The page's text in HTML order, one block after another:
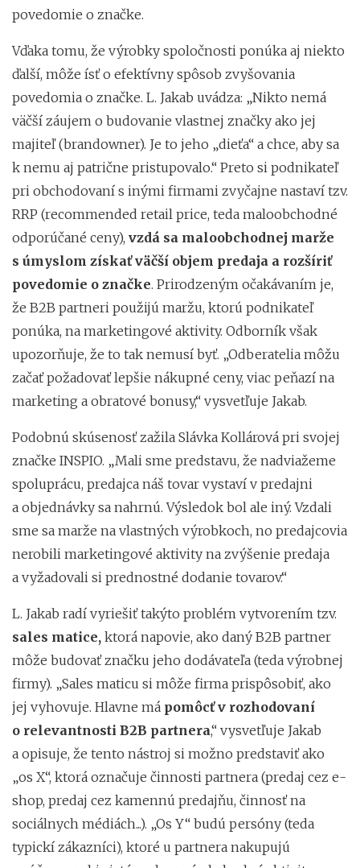
povedomie o značke.
Vďaka tomu, že výrobky spoločnosti ponúka aj niekto
ďalší, môže ísť o efektívny spôsob zvyšovania
povedomia o značke. L. Jakab uvádza: „Nikto nemá
väčší záujem o budovanie vlastnej značky ako jej
majiteľ (brandowner). Je to jeho „dieťa“ a chce, aby sa
k nemu aj patrične pristupovalo.“ Preto si podnikateľ
pri obchodovaní s inými firmami zvyčajne nastaví tzv.
RRP (recommended retail price, teda maloobchodné
odporúčané ceny), vzdá sa maloobchodnej marže
s úmyslom získať väčší objem predaja a rozšíriť
povedomie o značke. Prirodzeným očakávaním je,
že B2B partneri použijú maržu, ktorú podnikateľ
ponúka, na marketingové aktivity. Odborník však
upozorňuje, že to tak nemusí byť. „Odberatelia môžu
začať požadovať lepšie nákupné ceny, viac peňazí na
marketing a obratové bonusy,“ vysvetľuje Jakab.
Podobnú skúsenosť zažila Slávka Kollárová pri svojej
značke INSPIO. „Mali sme predstavu, že nadviažeme
spoluprácu, predajca náš tovar vystaví v predajni
a objednávky sa nahrnú. Výsledok bol ale iný. Vzdali
sme sa marže na vlastných výrobkoch, no predajcovia
nerobili marketingové aktivity na zvýšenie predaja
a vyžadovali si prednostné dodanie tovarov.“
L. Jakab radí vyriešiť takýto problém vytvorením tzv.
sales matice, ktorá napovie, ako daný B2B partner
môže budovať značku jeho dodávateľa (teda výrobnej
firmy). „Sales maticu si môže firma prispôsobiť, ako
jej vyhovuje. Hlavne má pomôcť v rozhodovaní
o relevantnosti B2B partnera,“ vysvetľuje Jakab
a opisuje, že tento nástroj si možno predstaviť ako
„os X“, ktorá označuje činnosti partnera (predaj cez e-
shop, predaj cez kamennú predajňu, činnosť na
sociálnych médiách...). „Os Y“ budú persóny (teda
typickí zákazníci), ktoré u partnera nakupujú